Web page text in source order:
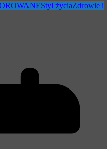
Styl życiaZdrowie i